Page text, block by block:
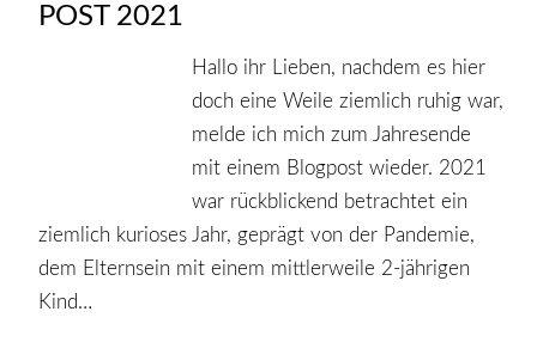
POST 2021
Hallo ihr Lieben, nachdem es hier
doch eine Weile ziemlich ruhig war,
melde ich mich zum Jahresende
mit einem Blogpost wieder. 2021
war rückblickend betrachtet ein
ziemlich kurioses Jahr, geprägt von der Pandemie,
dem Elternsein mit einem mittlerweile 2-jährigen
Kind…